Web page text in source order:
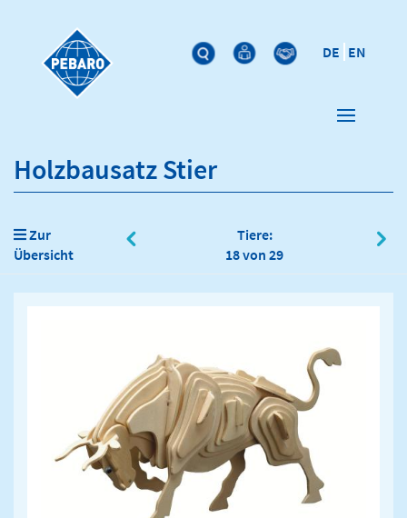
DE EN
Holzbausatz Stier
Zur
Übersicht
Tiere:
18 von 29